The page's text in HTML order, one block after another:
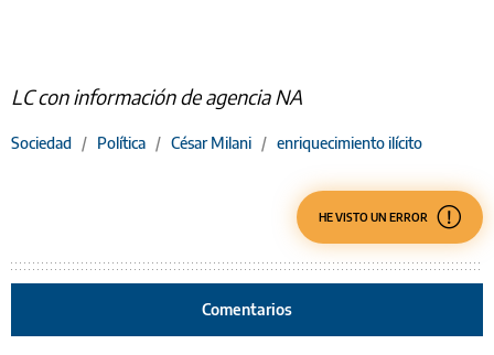
LC con información de agencia NA
Sociedad / Política / César Milani / enriquecimiento ilícito
HE VISTO UN ERROR
Comentarios